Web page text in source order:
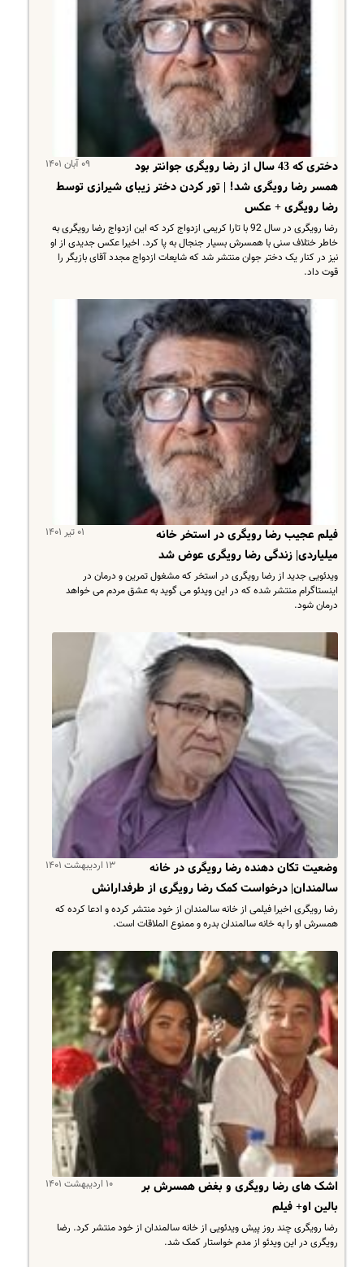
۰۹ آبان ۱۴۰۱
دختری که 43 سال از رضا رویگری جوانتر بود
همسر رضا رویگری شد! | تور کردن دختر زیبای شیرازی توسط
رضا رویگری + عکس
رضا رویگری در سال 92 با تارا کریمی ازدواج کرد که این ازدواج رضا رویگری به
خاطر ختلاف سنی با همسرش بسیار جنجال به پا کرد. اخیرا عکس جدیدی از او
نیز در کنار یک دختر جوان منتشر شد که شایعات ازدواج مجدد آقای بازیگر را
قوت داد.
۰۱ تیر ۱۴۰۱
فیلم عجیب رضا رویگری در استخر خانه
میلیاردی| زندگی رضا رویگری عوض شد
ویدئویی جدید از رضا رویگری‌ در استخر که مشغول تمرین و درمان در
اینستاگرام منتشر شده که در این ویدئو می گوید به عشق مردم می خواهد
درمان شود.
۱۳ اردیبهشت ۱۴۰۱
وضعیت تکان دهنده رضا رویگری در خانه
سالمندان| درخواست کمک رضا رویگری از طرفدارانش
رضا رویگری اخیرا فیلمی از خانه سالمندان از خود منتشر کرده و ادعا کرده که
همسرش او را به خانه سالمندان بدره و ممنوع الملاقات است.
۱۰ اردیبهشت ۱۴۰۱
اشک های رضا رویگری و بغض همسرش بر
بالین او+ فیلم
رضا رویگری چند روز پیش ویدئویی از خانه سالمندان از خود منتشر کرد. رضا
رویگری در این ویدئو از مدم خواستار کمک شد.